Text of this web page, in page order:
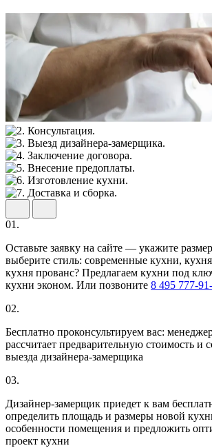
01.
Оставьте заявку на сайте — укажите
выберите стиль: современные кухни,
кухня прованс? Предлагаем кухни под
кухни эконом. Или позвоните 8 495 777-
02.
Бесплатно проконсультируем вас:
рассчитает предварительную стоимость и
выезда дизайнера-замерщика
03.
Дизайнер-замерщик приедет к вам
определить площадь и размеры новой
особенности помещения и предложить
проект кухни